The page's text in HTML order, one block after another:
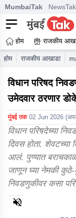
MumbaiTak NewsTak
होम राजकीय
होम राजकीय आखाडा
विधान परिषद
उमेदवार ठरणार
मुंबई तक 02 Jun 2026
विधान परिषदेच्या
दिवस होता. शेवटच्या
आलं. पुण्यात बराचकाळ
जाणून घ्या नेमकी कुठे-
निवडणुकीवर कसा
0
of